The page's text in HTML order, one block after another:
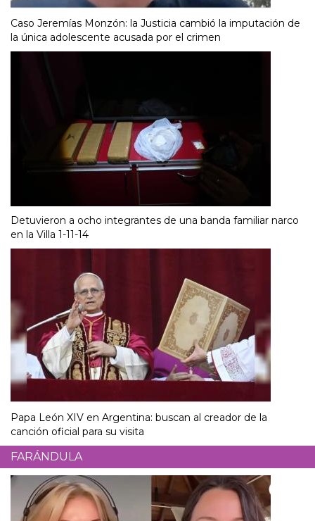
Caso Jeremías Monzón: la Justicia cambió la imputación de
la única adolescente acusada por el crimen
Detuvieron a ocho integrantes de una banda familiar narco
en la Villa 1-11-14
Papa León XIV en Argentina: buscan al creador de la
canción oficial para su visita
FARÁNDULA